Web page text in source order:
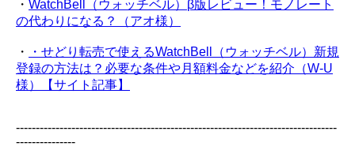
・ WatchBell（ウォッチベル）β版レビュー！モノレート
の代わりになる？（アオ様）
・
・せどり転売で使えるWatchBell（ウォッチベル）新規
登録の方法は？必要な条件や月額料金などを紹介（W-U
様）【サイト記事】
---------------------------------------------------------------------------------
---------------